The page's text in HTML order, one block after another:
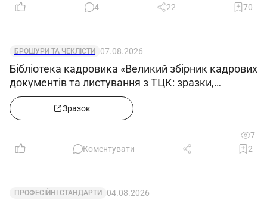
4
22 70
БРОШУРИ ТА ЧЕКЛІСТИ 07.08.2026
Бібліотека кадровика «Великий збірник кадрових
документів та листування з ТЦК: зразки,
примірні форми та супровідні листи»
Зразок
7
Коментувати
2
ПРОФЕСІЙНІ СТАНДАРТИ 04.08.2026